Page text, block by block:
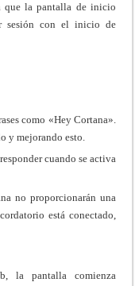
que la pantalla de inicio
sesión con el inicio de
como «Hey Cortana».
y mejorando esto.
cuando se activa
no proporcionarán una
está conectado,
la pantalla comienza